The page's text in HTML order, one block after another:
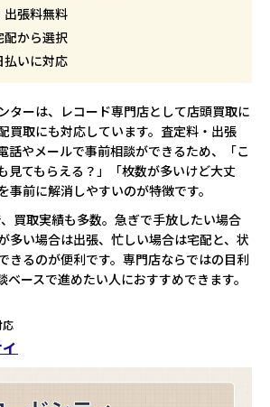
出張料無料
配から選択
払いに対応
ターは、レコード専門店として店頭買取に
買取にも対応しています。査定料・出張
話やメールで事前相談ができるため、「こ
見てもらえる？」「枚数が多いけど大丈
事前に解消しやすいのが特徴です。
買取実績も多数。急ぎで手放したい場合
多い場合は出張、忙しい場合は宅配と、状
きるのが便利です。専門店ならではの目利
ベースで進めたい人におすすめできます。
応